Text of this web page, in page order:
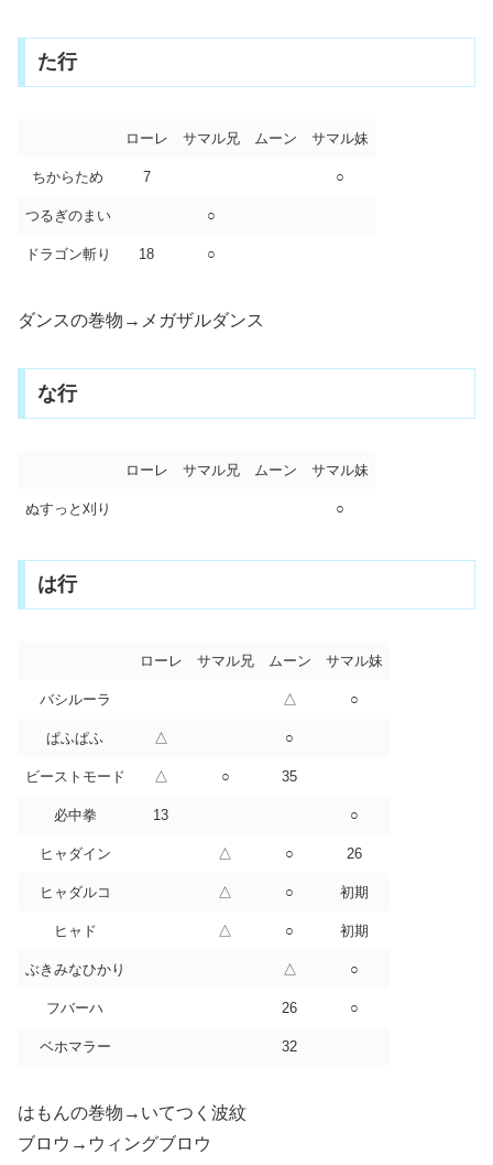
た行
ローレ サマル兄 ムーン サマル妹
ちからため 7 ○
つるぎのまい ○
ドラゴン斬り 18 ○
ダンスの巻物→メガザルダンス
な行
ローレ サマル兄 ムーン サマル妹
ぬすっと刈り ○
は行
ローレ サマル兄 ムーン サマル妹
バシルーラ △ ○
ぱふぱふ △ ○
ビーストモード △ ○ 35
必中拳 13 ○
ヒャダイン △ ○ 26
ヒャダルコ △ ○ 初期
ヒャド △ ○ 初期
ぶきみなひかり △ ○
フバーハ 26 ○
ベホマラー 32
はもんの巻物→いてつく波紋
ブロウ→ウィングブロウ